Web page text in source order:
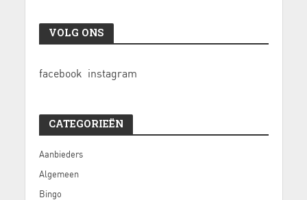
VOLG ONS
facebook instagram
CATEGORIEËN
Aanbieders
Algemeen
Bingo